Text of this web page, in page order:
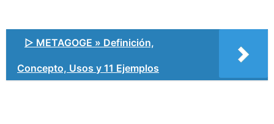
▷ METAGOGE » Definición,
Concepto, Usos y 11 Ejemplos